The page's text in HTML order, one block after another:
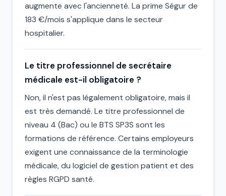
augmente avec l'ancienneté. La prime Ségur de
183 €/mois s'applique dans le secteur
hospitalier.
Le titre professionnel de secrétaire
médicale est-il obligatoire ?
Non, il n'est pas légalement obligatoire, mais il
est très demandé. Le titre professionnel de
niveau 4 (Bac) ou le BTS SP3S sont les
formations de référence. Certains employeurs
exigent une connaissance de la terminologie
médicale, du logiciel de gestion patient et des
règles RGPD santé.